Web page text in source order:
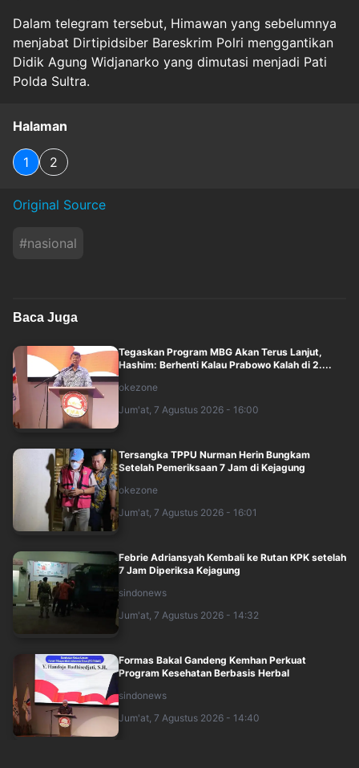
Dalam telegram tersebut, Himawan yang sebelumnya
menjabat Dirtipidsiber Bareskrim Polri menggantikan
Didik Agung Widjanarko yang dimutasi menjadi Pati
Polda Sultra.
Halaman
1 2
Original Source
#nasional
Baca Juga
Tegaskan Program MBG Akan Terus Lanjut,
Hashim: Berhenti Kalau Prabowo Kalah di 2....
okezone
Jum'at, 7 Agustus 2026 - 16:00
Tersangka TPPU Nurman Herin Bungkam
Setelah Pemeriksaan 7 Jam di Kejagung
okezone
Jum'at, 7 Agustus 2026 - 16:01
Febrie Adriansyah Kembali ke Rutan KPK setelah
7 Jam Diperiksa Kejagung
sindonews
Jum'at, 7 Agustus 2026 - 14:32
Formas Bakal Gandeng Kemhan Perkuat
Program Kesehatan Berbasis Herbal
sindonews
Jum'at, 7 Agustus 2026 - 14:40